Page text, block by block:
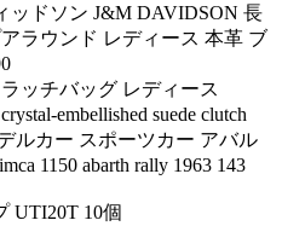
ッドソン J&M DAVIDSON 長
ラウンド レディース 本革 ブ
ッチバッグ レディース
embellished suede clutch
ルカー スポーツカー アバル
1150 abarth rally 1963 143
UTI20T 10個